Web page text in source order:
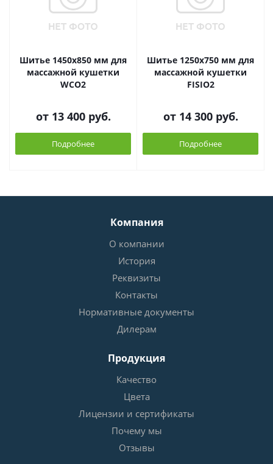
Шитье 1450х850 мм для
массажной кушетки
WCO2
от 13 400 руб.
Подробнее
Шитье 1250х750 мм для
массажной кушетки
FISIO2
от 14 300 руб.
Подробнее
Компания
О компании
История
Реквизиты
Контакты
Нормативные документы
Дилерам
Продукция
Качество
Цвета
Лицензии и сертификаты
Почему мы
Отзывы